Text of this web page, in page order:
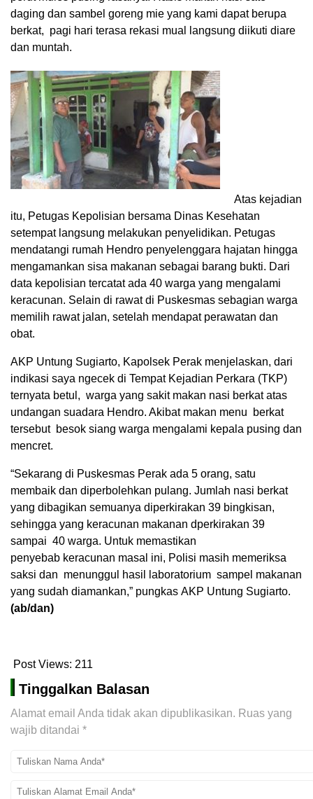
daging dan sambel goreng mie yang kami dapat berupa
berkat, pagi hari terasa rekasi mual langsung diikuti diare
dan muntah.
Atas kejadian
itu, Petugas Kepolisian bersama Dinas Kesehatan
setempat langsung melakukan penyelidikan. Petugas
mendatangi rumah Hendro penyelenggara hajatan hingga
mengamankan sisa makanan sebagai barang bukti. Dari
data kepolisian tercatat ada 40 warga yang mengalami
keracunan. Selain di rawat di Puskesmas sebagian warga
memilih rawat jalan, setelah mendapat perawatan dan
obat.
AKP Untung Sugiarto, Kapolsek Perak menjelaskan, dari
indikasi saya ngecek di Tempat Kejadian Perkara (TKP)
ternyata betul, warga yang sakit makan nasi berkat atas
undangan suadara Hendro. Akibat makan menu berkat
tersebut besok siang warga mengalami kepala pusing dan
mencret.
“Sekarang di Puskesmas Perak ada 5 orang, satu
membaik dan diperbolehkan pulang. Jumlah nasi berkat
yang dibagikan semuanya diperkirakan 39 bingkisan,
sehingga yang keracunan makanan dperkirakan 39
sampai 40 warga. Untuk memastikan
penyebab keracunan masal ini, Polisi masih memeriksa
saksi dan menunggul hasil laboratorium sampel makanan
yang sudah diamankan,” pungkas AKP Untung Sugiarto.
(ab/dan)
Post Views: 211
Tinggalkan Balasan
Alamat email Anda tidak akan dipublikasikan. Ruas yang
wajib ditandai *